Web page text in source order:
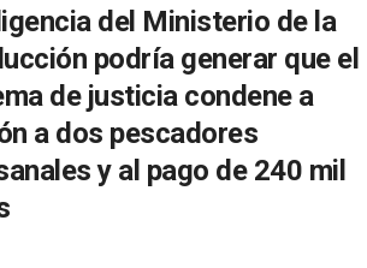
del Ministerio de la
podría generar que el
de justicia condene a
a dos pescadores
y al pago de 240 mil